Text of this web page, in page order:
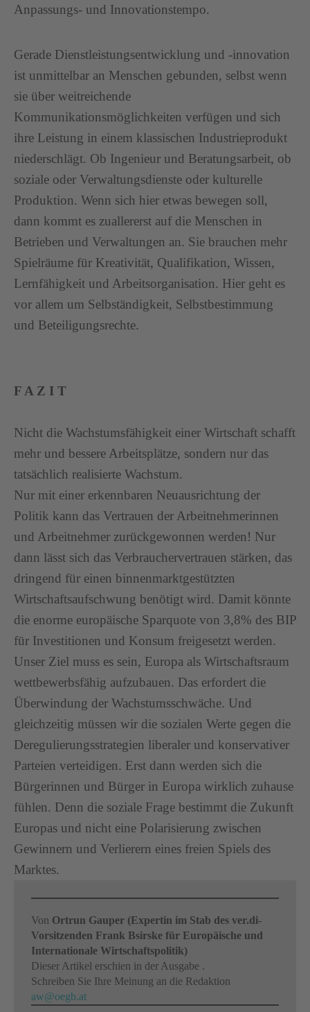
Anpassungs- und Innovationstempo.
Gerade Dienstleistungsentwicklung und -innovation
ist unmittelbar an Menschen gebunden, selbst wenn
sie über weitreichende
Kommunikationsmöglichkeiten verfügen und sich
ihre Leistung in einem klassischen Industrieprodukt
niederschlägt. Ob Ingenieur und Beratungsarbeit, ob
soziale oder Verwaltungsdienste oder kulturelle
Produktion. Wenn sich hier etwas bewegen soll,
dann kommt es zuallererst auf die Menschen in
Betrieben und Verwaltungen an. Sie brauchen mehr
Spielräume für Kreativität, Qualifikation, Wissen,
Lernfähigkeit und Arbeitsorganisation. Hier geht es
vor allem um Selbständigkeit, Selbstbestimmung
und Beteiligungsrechte.
F A Z I T
Nicht die Wachstumsfähigkeit einer Wirtschaft schafft
mehr und bessere Arbeitsplätze, sondern nur das
tatsächlich realisierte Wachstum.
Nur mit einer erkennbaren Neuausrichtung der
Politik kann das Vertrauen der Arbeitnehmerinnen
und Arbeitnehmer zurückgewonnen werden! Nur
dann lässt sich das Verbrauchervertrauen stärken, das
dringend für einen binnenmarktgestützten
Wirtschaftsaufschwung benötigt wird. Damit könnte
die enorme europäische Sparquote von 3,8% des BIP
für Investitionen und Konsum freigesetzt werden.
Unser Ziel muss es sein, Europa als Wirtschaftsraum
wettbewerbsfähig aufzubauen. Das erfordert die
Überwindung der Wachstumsschwäche. Und
gleichzeitig müssen wir die sozialen Werte gegen die
Deregulierungsstrategien liberaler und konservativer
Parteien verteidigen. Erst dann werden sich die
Bürgerinnen und Bürger in Europa wirklich zuhause
fühlen. Denn die soziale Frage bestimmt die Zukunft
Europas und nicht eine Polarisierung zwischen
Gewinnern und Verlierern eines freien Spiels des
Marktes.
Von Ortrun Gauper (Expertin im Stab des ver.di-
Vorsitzenden Frank Bsirske für Europäische und
Internationale Wirtschaftspolitik)
Dieser Artikel erschien in der Ausgabe .
Schreiben Sie Ihre Meinung an die Redaktion
aw@oegb.at